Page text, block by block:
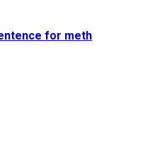
for meth